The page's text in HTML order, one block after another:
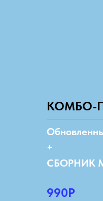
КОМБО-
+
СБОРНИК
990Р